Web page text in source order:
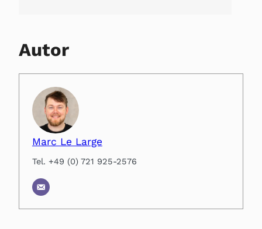
Autor
Marc Le Large
Tel. +49 (0) 721 925-2576